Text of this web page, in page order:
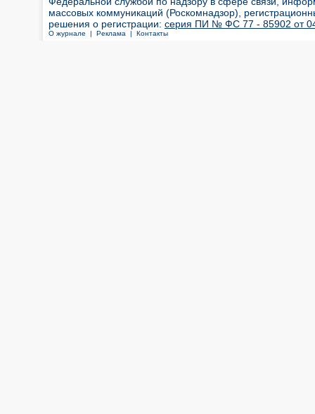
массовых коммуникаций (Роскомнадзор),
решения о регистрации: серия ПИ № ФС 77 - 85902 от 04
О журнале | Реклама | Контакты